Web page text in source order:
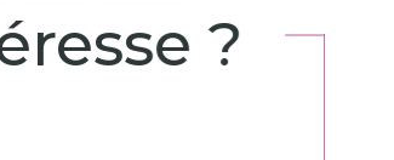
?